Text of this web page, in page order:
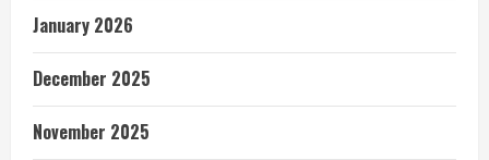
January 2026
December 2025
November 2025